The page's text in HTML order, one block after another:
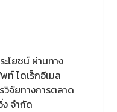
โยชน์ ผ่านทาง
ท์ ไดเร็กอีเมล
วิจัยทางการตลาด
จำกัด